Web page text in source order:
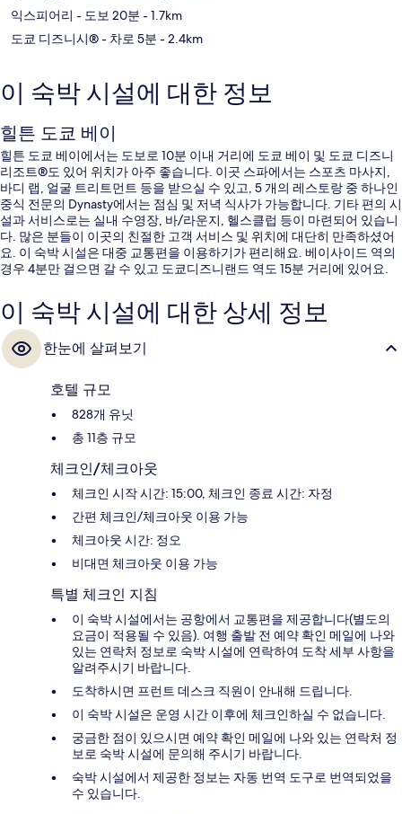
익스피어리 - 도보 20분 - 1.7km
도쿄 디즈니시®- 차로 5분 - 2.4km
이 숙박 시설에 대한 정보
힐튼 도쿄 베이
힐튼 도쿄 베이에서는 도보로 10분 이내 거리에 도쿄 베이 및 도쿄 디즈니
리조트®도 있어 위치가 아주 좋습니다. 이곳 스파에서는 스포츠 마사지,
바디 랩, 얼굴 트리트먼트 등을 받으실 수 있고, 5 개의 레스토랑 중 하나인
중식 전문의 Dynasty에서는 점심 및 저녁 식사가 가능합니다. 기타 편의 시
설과 서비스로는 실내 수영장, 바/라운지, 헬스클럽 등이 마련되어 있습니
다. 많은 분들이 이곳의 친절한 고객 서비스 및 위치에 대단히 만족하셨어
요. 이 숙박 시설은 대중 교통편을 이용하기가 편리해요. 베이사이드 역의
경우 4분만 걸으면 갈 수 있고 도쿄디즈니랜드 역도 15분 거리에 있어요.
이 숙박 시설에 대한 상세 정보
한눈에 살펴보기
호텔 규모
828개 유닛
총 11층 규모
체크인/체크아웃
체크인 시작 시간: 15:00, 체크인 종료 시간: 자정
간편 체크인/체크아웃 이용 가능
체크아웃 시간: 정오
비대면 체크아웃 이용 가능
특별 체크인 지침
이 숙박 시설에서는 공항에서 교통편을 제공합니다(별도의
요금이 적용될 수 있음). 여행 출발 전 예약 확인 메일에 나와
있는 연락처 정보로 숙박 시설에 연락하여 도착 세부 사항을
알려주시기 바랍니다.
도착하시면 프런트 데스크 직원이 안내해 드립니다.
이 숙박 시설은 운영 시간 이후에 체크인하실 수 없습니다.
궁금한 점이 있으시면 예약 확인 메일에 나와 있는 연락처 정
보로 숙박 시설에 문의해 주시기 바랍니다.
숙박 시설에서 제공한 정보는 자동 번역 도구로 번역되었을
수 있습니다.